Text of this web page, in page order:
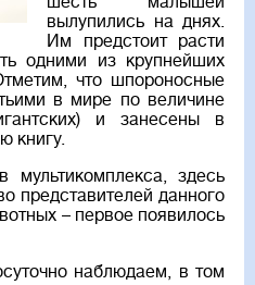
вылупились на днях.
Им предстоит расти
одними из крупнейших
что шпороносные
в мире по величине
и занесены в
книгу.
мультикомплекса, здесь
представителей данного
– первое появилось
наблюдаем, в том